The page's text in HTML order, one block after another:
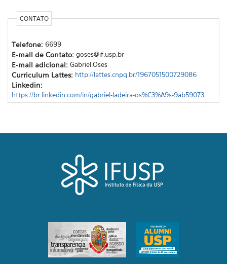
CONTATO
Telefone: 6699
E-mail de Contato: goses@if.usp.br
E-mail adicional: Gabriel.Oses
Curriculum Lattes: http://lattes.cnpq.br/1967051500729086
Linkedin:
https://br.linkedin.com/in/gabriel-ladeira-os%C3%A9s-9ab59073